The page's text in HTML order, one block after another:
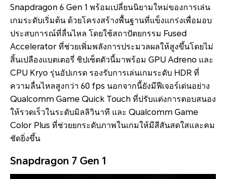
Snapdragon 6 Gen 1 พร้อมเปลี่ยนนิยามใหม่ของการเล่น
เกมระดับเริ่มต้น ด้วยโครงสร้างพื้นฐานที่แข็งแกร่งเพื่อมอบ
ประสบการณ์ที่ลื่นไหล โดยใช้สถาปัตยกรรม Fused
Accelerator ที่ช่วยเพิ่มพลังการประมวลผลให้สูงขึ้นโดยไม่
สิ้นเปลืองแบตเตอรี่ ชิปเซ็ตตัวนี้มาพร้อม GPU Adreno และ
CPU Kryo รุ่นอัปเกรด รองรับการเล่นเกมระดับ HDR ที่
ความลื่นไหลสูงกว่า 60 fps นอกจากนี้ยังมีฟีเจอร์เด่นอย่าง
Qualcomm Game Quick Touch ที่ปรับแต่งการตอบสนอง
ให้รวดเร็วในระดับมิลลิวินาที และ Qualcomm Game
Color Plus ที่ช่วยยกระดับภาพในเกมให้มีสีสันสดใสและคม
ชัดยิ่งขึ้น
Snapdragon 7 Gen 1